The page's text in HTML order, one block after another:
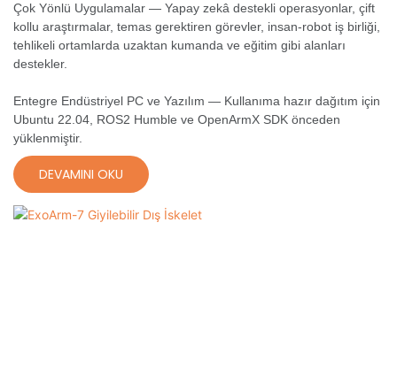
Çok Yönlü Uygulamalar — Yapay zekâ destekli operasyonlar, çift
kollu araştırmalar, temas gerektiren görevler, insan-robot iş birliği,
tehlikeli ortamlarda uzaktan kumanda ve eğitim gibi alanları
destekler.
Entegre Endüstriyel PC ve Yazılım — Kullanıma hazır dağıtım için
Ubuntu 22.04, ROS2 Humble ve OpenArmX SDK önceden
yüklenmiştir.
DEVAMINI OKU